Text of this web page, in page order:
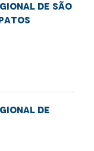
de São
de